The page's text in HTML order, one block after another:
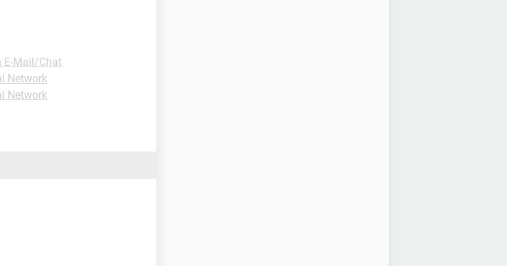
E-Mail/Chat
Network
Network